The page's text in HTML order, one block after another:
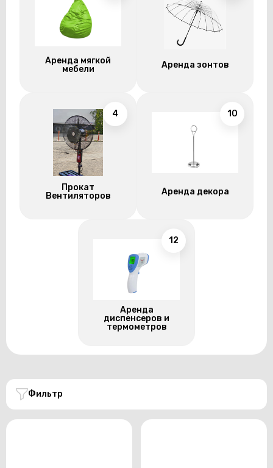
Аренда мягкой
мебели
Аренда зонтов
4
Прокат
Вентиляторов
10
Аренда декора
12
Аренда
диспенсеров и
термометров
Фильтр